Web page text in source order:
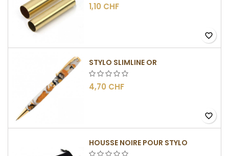
1,10 CHF
favorite_border
STYLO SLIMLINE OR
4,70 CHF
favorite_border
HOUSSE NOIRE POUR STYLO